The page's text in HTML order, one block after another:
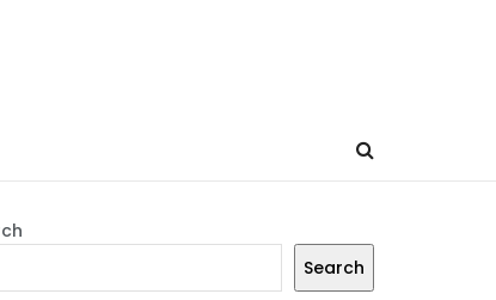
Search